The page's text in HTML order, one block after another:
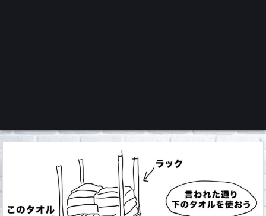
くろチャンネル